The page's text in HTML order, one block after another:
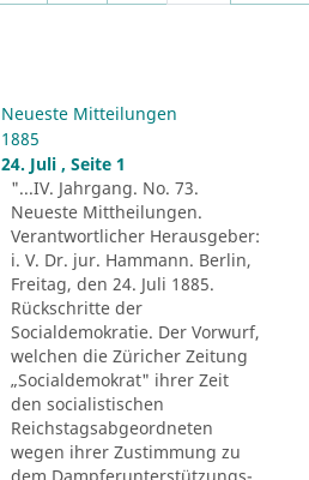
Neueste Mitteilungen
1885
24. Juli , Seite 1
"...IV. Jahrgang. No. 73.
Neueste Mittheilungen.
Verantwortlicher Herausgeber:
i. V. Dr. jur. Hammann. Berlin,
Freitag, den 24. Juli 1885.
Rückschritte der
Socialdemokratie. Der Vorwurf,
welchen die Züricher Zeitung
„Socialdemokrat" ihrer Zeit
den socialistischen
Reichstagsabgeordneten
wegen ihrer Zustimmung zu